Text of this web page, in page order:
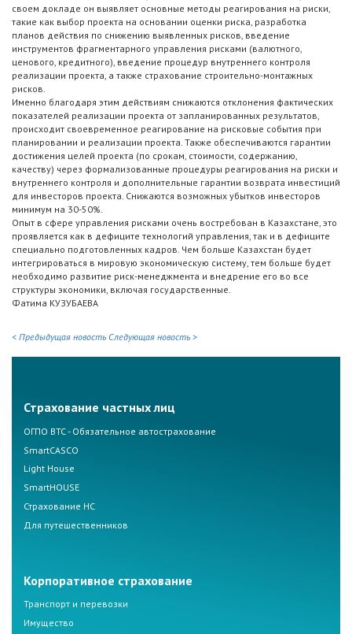
своем докладе он выявляет основные методы реагирования на риски,
такие как выбор проекта на основании оценки риска, разработка
планов действия по снижению выявленных рисков, введение
инструментов фрагментарного управления рисками (валютного,
ценового, кредитного), введение процедур внутреннего контроля
реализации проекта, а также страхование строительно-монтажных
рисков.
Именно благодаря этим действиям снижаются отклонения фактических
показателей реализации проекта от запланированных результатов,
происходит своевременное реагирование на рисковые события при
планировании и реализации проекта. Также обеспечиваются гарантии
достижения целей проекта (по срокам, стоимости, содержанию,
качеству) через формализованные процедуры реагирования на риски и
внутреннего контроля и дополнительные гарантии возврата инвестиций
для инвесторов проекта. Снижаются возможных убытков инвесторов
минимум на 30-50%.
Опыт в сфере управления рисками очень востребован в Казахстане, это
проявляется как в дефиците технологий управления, так и в дефиците
специально подготовленных кадров. Чем больше Казахстан будет
интегрироваться в мировую экономическую систему, тем больше будет
необходимо развитие риск-менеджмента и внедрение его во все
структуры экономики, включая государственные.
Фатима КУЗУБАЕВА
< Предыдущая новость Следующая новость >
Страхование частных лиц
ОГПО ВТС - Обязательное автострахование
SmartCASCO
Light House
SmartHOUSE
Страхование НС
Для путешественников
Корпоративное страхование
Транспорт и перевозки
Имущество